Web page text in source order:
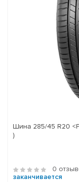
Шина 285/45 R20
)
0
заканчивается